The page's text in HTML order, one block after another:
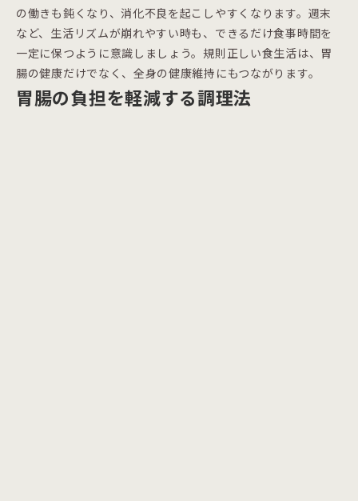
の働きも鈍くなり、消化不良を起こしやすくなります。週末
など、生活リズムが崩れやすい時も、できるだけ食事時間を
一定に保つように意識しましょう。規則正しい食生活は、胃
腸の健康だけでなく、全身の健康維持にもつながります。
胃腸の負担を軽減する調理法